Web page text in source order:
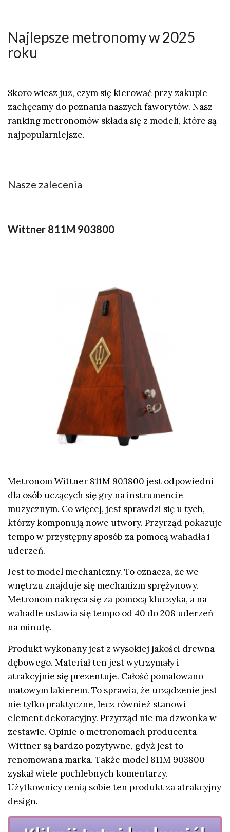
Najlepsze metronomy w 2025
roku
Skoro wiesz już, czym się kierować przy zakupie
zachęcamy do poznania naszych faworytów. Nasz
ranking metronomów składa się z modeli, które są
najpopularniejsze.
Nasze zalecenia
Wittner 811M 903800
Metronom Wittner 811M 903800 jest odpowiedni
dla osób uczących się gry na instrumencie
muzycznym. Co więcej, jest sprawdzi się u tych,
którzy komponują nowe utwory. Przyrząd pokazuje
tempo w przystępny sposób za pomocą wahadła i
uderzeń.
Jest to model mechaniczny. To oznacza, że we
wnętrzu znajduje się mechanizm sprężynowy.
Metronom nakręca się za pomocą kluczyka, a na
wahadle ustawia się tempo od 40 do 208 uderzeń
na minutę.
Produkt wykonany jest z wysokiej jakości drewna
dębowego. Materiał ten jest wytrzymały i
atrakcyjnie się prezentuje. Całość pomalowano
matowym lakierem. To sprawia, że urządzenie jest
nie tylko praktyczne, lecz również stanowi
element dekoracyjny. Przyrząd nie ma dzwonka w
zestawie. Opinie o metronomach producenta
Wittner są bardzo pozytywne, gdyż jest to
renomowana marka. Także model 811M 903800
zyskał wiele pochlebnych komentarzy.
Użytkownicy cenią sobie ten produkt za atrakcyjny
design.